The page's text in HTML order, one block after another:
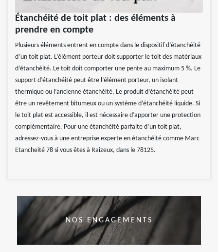
Étanchéité de toit plat : des éléments à
prendre en compte
Plusieurs éléments entrent en compte dans le dispositif d’étanchéité
d’un toit plat. L’élément porteur doit supporter le toit des matériaux
d’étanchéité. Le toit doit comporter une pente au maximum 5 %. Le
support d’étanchéité peut être l’élément porteur, un isolant
thermique ou l’ancienne étanchéité. Le produit d’étanchéité peut
être un revêtement bitumeux ou un système d’étanchéité liquide. Si
le toit plat est accessible, il est nécessaire d’apporter une protection
complémentaire. Pour une étanchéité parfaite d’un toit plat,
adressez-vous à une entreprise experte en étanchéité comme Marc
Etancheité 78 si vous êtes à Raizeux, dans le 78125.
NOS ENGAGEMENTS